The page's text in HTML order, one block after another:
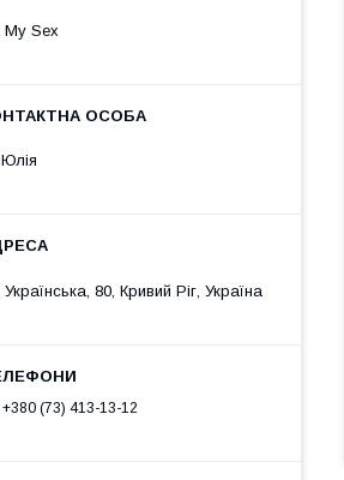
My Sex
Юлія
Українська, 80, Кривий Ріг, Україна
+380 (73) 413-13-12